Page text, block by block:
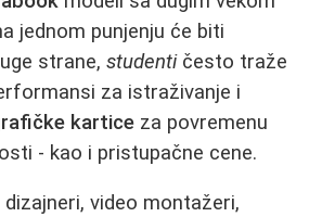
jednom punjenju će biti
strane, studentičesto traže
za istraživanje i
kartice za povremenu
- kao i pristupačne cene.
video montažeri,